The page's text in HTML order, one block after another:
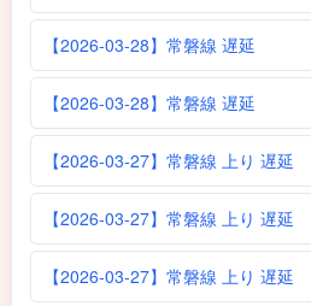
【2026-03-28】常磐線 遅延
【2026-03-28】常磐線 遅延
【2026-03-27】常磐線 上り 遅延
【2026-03-27】常磐線 上り 遅延
【2026-03-27】常磐線 上り 遅延